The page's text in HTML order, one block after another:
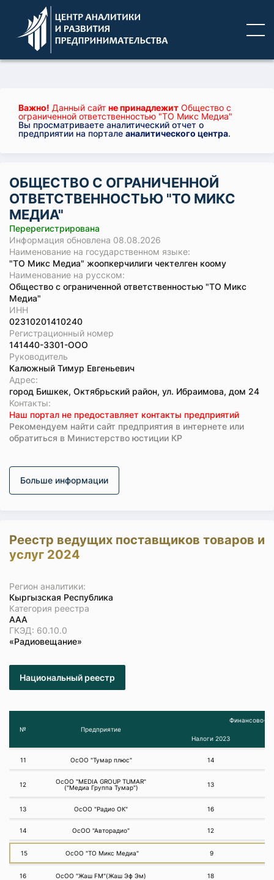
Важно! Данный сайт не принадлежит Общество с
ограниченной ответственностью "ТО Микс Медиа"
Вы просматриваете аналитический отчет о
предприятии на портале аналитического центра.
ОБЩЕСТВО С ОГРАНИЧЕННОЙ
ОТВЕТСТВЕННОСТЬЮ "ТО МИКС
МЕДИА"
Перерегистрирована
Информация обновлена 08.08.2026
Наименование на государственном языке:
"ТО Микс Медиа" жоопкерчилиги чектелген коому
Наименование на русском:
Общество с ограниченной ответственностью "ТО Микс
Медиа"
ИНН
02310201410240
Регистрационный номер
141440-3301-ООО
Руководитель
Калюжный Тимур Евгеньевич
Адрес:
город Бишкек, Октябрьский район, ул. Ибраимова, дом 24
Koнтaкты:
Наш портал не предоставляет контакты предприятий
Рекомендуем найти сайт предприятия в интернете или
обратиться в Министерство юстиции КР
Больше информации
Реестр ведущих поставщиков товаров и
услуг 2024
Регион аналитики:
Кыргызская Республика
Категория реестра
ААА
ГКЭД: 60.10.0
«Радиовещание»
Национальный реестр
№ Предприятие
Финансово-
Налоги 2023
11 ОсОО "Тумар плюс" 14
12
ОсОО "MEDIA GROUP TUMAR"
("Медиа Группа Тумар")
13
13 ОсОО "Радио ОК" 16
14 ОсОО "Авторадио" 12
15 ОсОО "ТО Микс Медиа" 9
16 ОсОО "Жаш FM"(Жаш Эф Эм) 18